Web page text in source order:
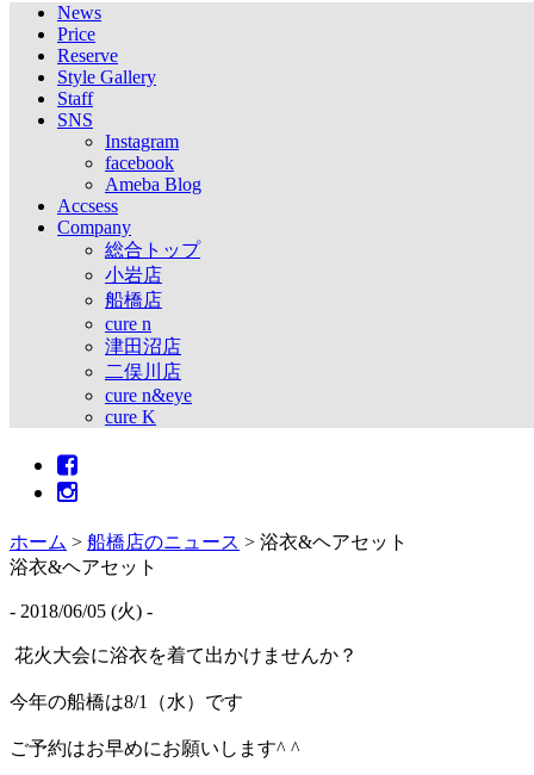
News
Price
Reserve
Style Gallery
Staff
SNS
Instagram
facebook
Ameba Blog
Accsess
Company
総合トップ
小岩店
船橋店
cure n
津田沼店
二俣川店
cure n&eye
cure K
ホーム > 船橋店のニュース > 浴衣&ヘアセット
浴衣&ヘアセット
- 2018/06/05 (火) -
花火大会に浴衣を着て出かけませんか？
今年の船橋は8/1（水）です
ご予約はお早めにお願いします^ ^